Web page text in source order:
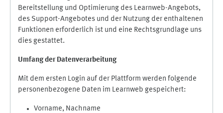
Bereitstellung und Optimierung des Learnweb-Angebots,
des Support-Angebotes und der Nutzung der enthaltenen
Funktionen erforderlich ist und eine Rechtsgrundlage uns
dies gestattet.
Umfang der Datenverarbeitung
Mit dem ersten Login auf der Plattform werden folgende
personenbezogene Daten im Learnweb gespeichert:
Vorname, Nachname